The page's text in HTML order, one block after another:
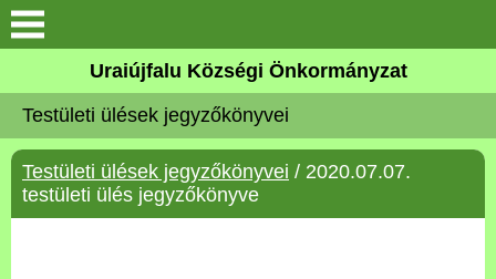
Köszöntő
Elérhetőségek
Uraiújfalu
Uraiújfalu Községi Önkormányzat
Testületi ülések jegyzőkönyvei
Testületi ülések jegyzőkönyvei / 2020.07.07.
testületi ülés jegyzőkönyve